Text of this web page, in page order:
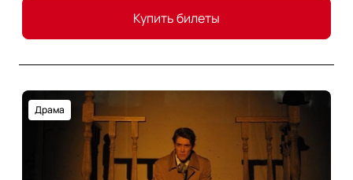
Купить билеты
Драма